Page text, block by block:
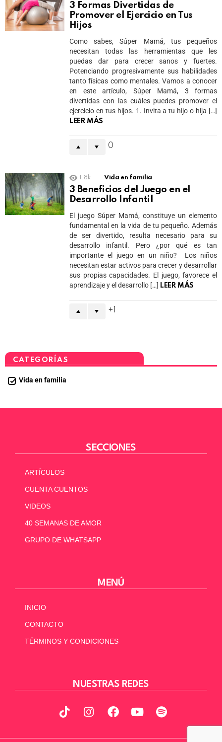
3 Formas Divertidas de
Promover el Ejercicio en Tus
Hijos
Como sabes, Súper Mamá, tus pequeños
necesitan todas las herramientas que les
puedas dar para crecer sanos y fuertes.
Potenciando progresivamente sus habilidades
tanto físicas como mentales. Vamos a conocer
en este artículo, Súper Mamá, 3 formas
divertidas con las cuáles puedes promover el
ejercicio en tus hijos. 1. Invita a tu hijo o hija […]
LEER MÁS
0
1.8k Vida en familia
3 Beneficios del Juego en el
Desarrollo Infantil
El juego Súper Mamá, constituye un elemento
fundamental en la vida de tu pequeño. Además
de ser divertido, resulta necesario para su
desarrollo infantil. Pero ¿por qué es tan
importante el juego en un niño? Los niños
necesitan estar activos para crecer y desarrollar
sus propias capacidades. El juego, favorece el
aprendizaje y el desarrollo […] LEER MÁS
1
CATEGORÍAS
Vida en familia
SECCIONES
ARTÍCULOS
CUENTA CUENTOS
VIDEOS
40 SEMANAS DE AMOR
GRUPO DE WHATSAPP
MENÚ
INICIO
CONTACTO
TÉRMINOS Y CONDICIONES
NUESTRAS REDES